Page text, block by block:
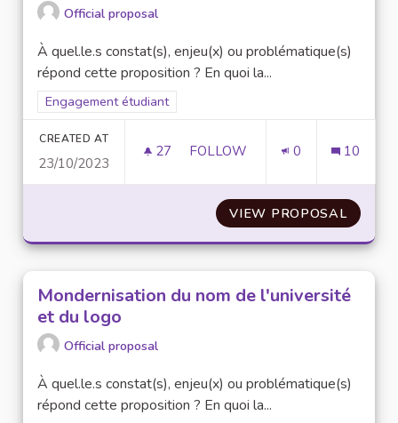
Official proposal
À quel.le.s constat(s), enjeu(x) ou problématique(s)
répond cette proposition ? En quoi la...
Filter results for scope: Engagement étudiant
Engagement étudiant
CREATED AT
23/10/2023
27 27 FOLLOWERS
FOLLOW 0 10
VIEW PROPOSAL
Mondernisation du nom de l'université
et du logo
Official proposal
À quel.le.s constat(s), enjeu(x) ou problématique(s)
répond cette proposition ? En quoi la...